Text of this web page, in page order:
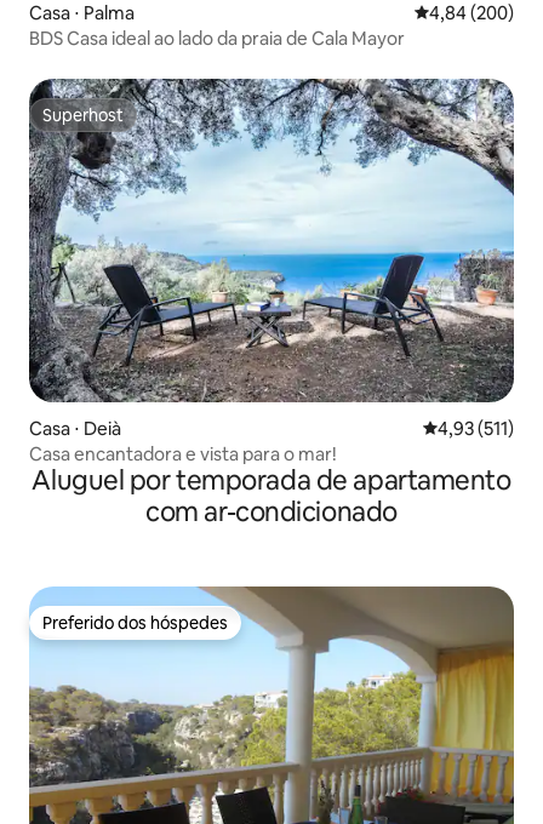
Casa ⋅ Palma 4,84 de uma
4,84 (200)
BDS Casa ideal ao lado da praia de Cala Mayor
Superhost
Superhost
Casa ⋅ Deià 4,93 de uma
4,93 (511)
Casa encantadora e vista para o mar!
Aluguel por temporada de apartamento
com ar-condicionado
Preferido dos hóspedes
Preferido dos hóspedes